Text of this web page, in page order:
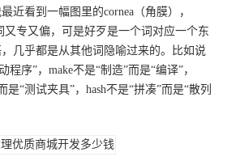
近看到一幅图里的cornea（角膜），
又专又偏，可是好歹是一个词对应一个东
几乎都是从其他词隐喻过来的。比如说
程序”，make不是“制造”而是“编译”，
“测试夹具”，hash不是“拼凑”而是“散列